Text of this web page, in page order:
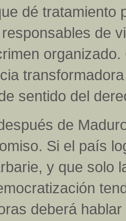
dé tratamiento
de
sentido del
de
Si el país
y que solo
deberá